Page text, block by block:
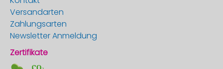
Versandarten
Zahlungsarten
Newsletter Anmeldung
Zertifikate